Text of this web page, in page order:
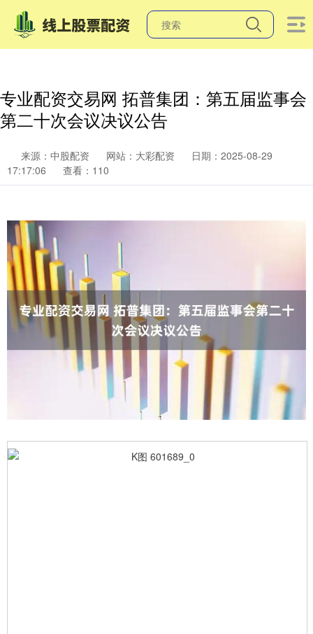
专业配资交易网 拓普集团：第五届监事会
第二十次会议决议公告
来源：中股配资 网站：大彩配资
日期：2025-08-29
17:17:06
查看：110